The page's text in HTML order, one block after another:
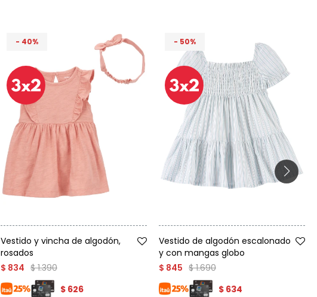
40
Vestido y vincha de algodón,
rosados
$ 834 $ 1.390
$ 626
50
Vestido de algodón escalonado
y con mangas globo
$ 845 $ 1.690
$ 634